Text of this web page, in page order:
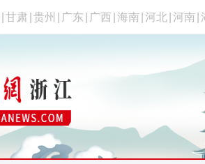
甘肃 贵州 广东 广西 海南 河北 河南